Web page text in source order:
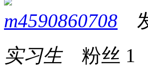
m4590860708
实习生粉丝 1